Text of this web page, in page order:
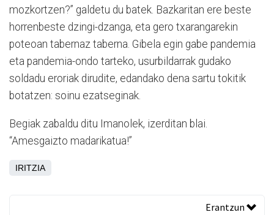
mozkortzen?” galdetu du batek. Bazkaritan ere beste
horrenbeste dzingi-dzanga, eta gero txarangarekin
poteoan tabernaz taberna. Gibela egin gabe pandemia
eta pandemia-ondo tarteko, usurbildarrak gudako
soldadu eroriak dirudite, edandako dena sartu tokitik
botatzen: soinu ezatseginak.
Begiak zabaldu ditu Imanolek, izerditan blai.
“Amesgaizto madarikatua!”
IRITZIA
Erantzun